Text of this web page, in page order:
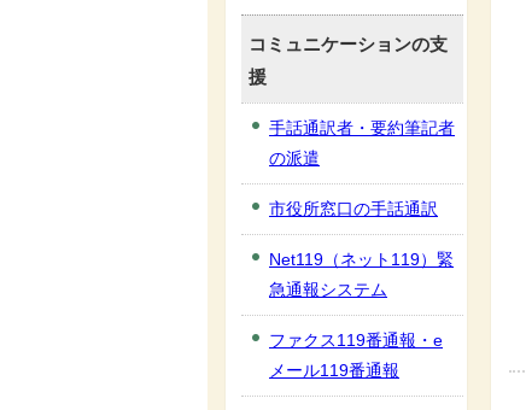
コミュニケーションの支
援
手話通訳者・要約筆記者
の派遣
市役所窓口の手話通訳
Net119（ネット119）緊
急通報システム
ファクス119番通報・e
メール119番通報